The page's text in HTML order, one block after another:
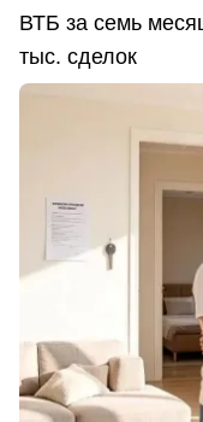
ВТБ за семь
тыс. сделок